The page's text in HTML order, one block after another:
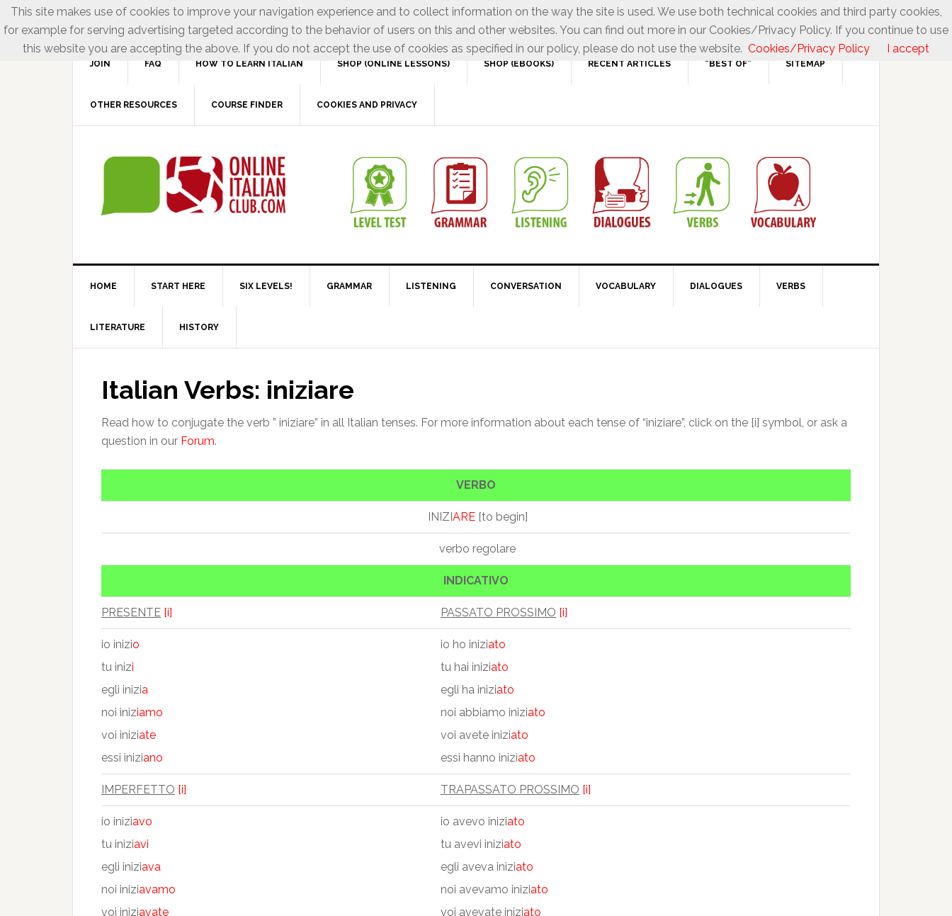
JOIN FAQ HOW TO LEARN ITALIAN SHOP (ONLINE LESSONS) SHOP (EBOOKS) RECENT ARTICLES “BEST OF” SITEMAP
OTHER RESOURCES COURSE FINDER COOKIES AND PRIVACY
HOME START HERE SIX LEVELS! GRAMMAR LISTENING CONVERSATION VOCABULARY DIALOGUES VERBS
LITERATURE HISTORY
Italian Verbs: iniziare
Read how to conjugate the verb ” iniziare” in all Italian tenses. For more information about each tense of “iniziare”, click on the [i] symbol, or ask a
question in our Forum.
VERBO
INIZIARE [to begin]
verbo regolare
INDICATIVO
PRESENTE [i] PASSATO PROSSIMO [i]
io inizio
tu inizi
egli inizia
noi iniziamo
voi iniziate
essi iniziano
io ho iniziato
tu hai iniziato
egli ha iniziato
noi abbiamo iniziato
voi avete iniziato
essi hanno iniziato
IMPERFETTO [i] TRAPASSATO PROSSIMO [i]
io iniziavo
tu iniziavi
egli iniziava
noi iniziavamo
voi iniziavate
io avevo iniziato
tu avevi iniziato
egli aveva iniziato
noi avevamo iniziato
voi avevate iniziato
This site makes use of cookies to improve your navigation experience and to collect information on the way the site is used. We use both technical cookies and third party cookies,
for example for serving advertising targeted according to the behavior of users on this and other websites. You can find out more in our Cookies/Privacy Policy. If you continue to use
this website you are accepting the above. If you do not accept the use of cookies as specified in our policy, please do not use the website. Cookies/Privacy Policy I accept